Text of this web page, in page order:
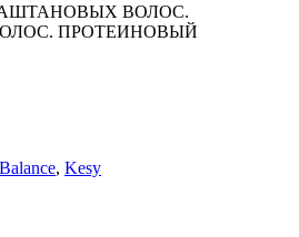
ВОЛОС.
ПРОТЕИНОВЫЙ
, Kesy